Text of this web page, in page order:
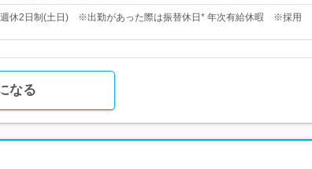
週休2日制(土日) ※出勤があった際は振替休日* 年次有給休暇 ※採用
なる